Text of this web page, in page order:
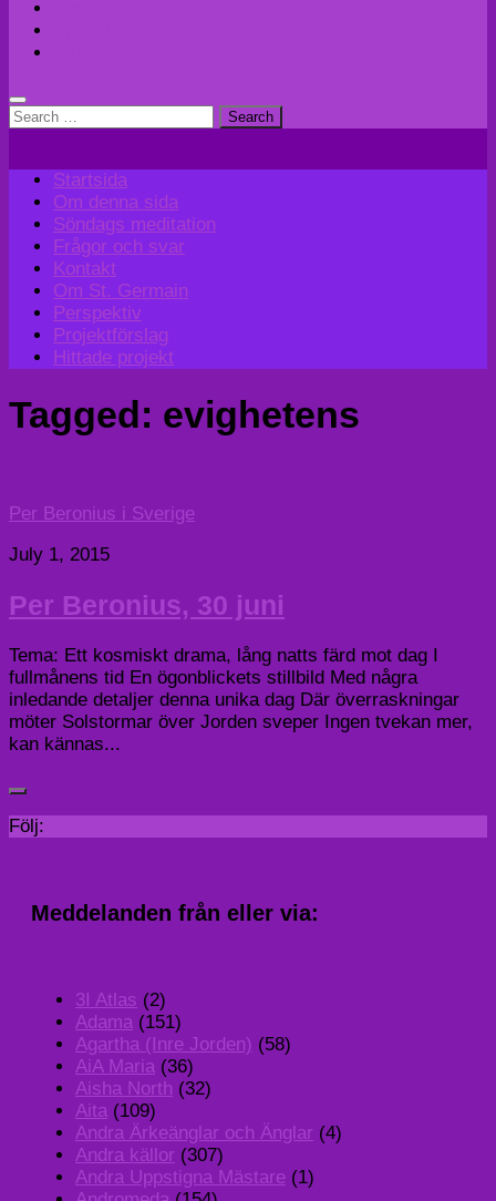
Search
Startsida
Om denna sida
Söndags meditation
Frågor och svar
Kontakt
Om St. Germain
Perspektiv
Projektförslag
Hittade projekt
Tagged: evighetens
Per Beronius i Sverige
July 1, 2015
Per Beronius, 30 juni
Tema: Ett kosmiskt drama, lång natts färd mot dag I
fullmånens tid En ögonblickets stillbild Med några
inledande detaljer denna unika dag Där överraskningar
möter Solstormar över Jorden sveper Ingen tvekan mer,
kan kännas...
Följ:
Meddelanden från eller via:
3I Atlas (2)
Adama (151)
Agartha (Inre Jorden) (58)
AiA Maria (36)
Aisha North (32)
Aita (109)
Andra Ärkeänglar och Änglar (4)
Andra källor (307)
Andra Uppstigna Mästare (1)